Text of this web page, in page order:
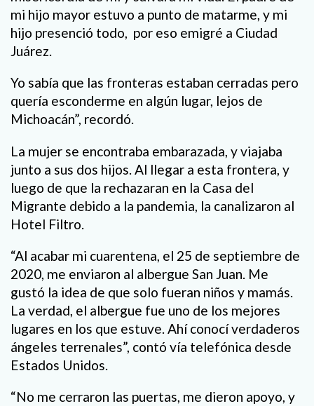
mi hijo mayor estuvo a punto de matarme, y mi
hijo presenció todo, por eso emigré a Ciudad
Juárez.
Yo sabía que las fronteras estaban cerradas pero
quería esconderme en algún lugar, lejos de
Michoacán”, recordó.
La mujer se encontraba embarazada, y viajaba
junto a sus dos hijos. Al llegar a esta frontera, y
luego de que la rechazaran en la Casa del
Migrante debido a la pandemia, la canalizaron al
Hotel Filtro.
“Al acabar mi cuarentena, el 25 de septiembre de
2020, me enviaron al albergue San Juan. Me
gustó la idea de que solo fueran niños y mamás.
La verdad, el albergue fue uno de los mejores
lugares en los que estuve. Ahí conocí verdaderos
ángeles terrenales”, contó vía telefónica desde
Estados Unidos.
“No me cerraron las puertas, me dieron apoyo, y